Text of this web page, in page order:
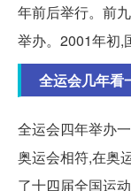
年前后举行。前
举办。2001年初,
全运会几年看
全运会四年举办
奥运会相符,在奥
了十四届全国运